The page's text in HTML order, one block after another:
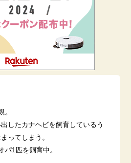
したカナヘビを飼育しているう
ってしまう。
パ1匹を飼育中。